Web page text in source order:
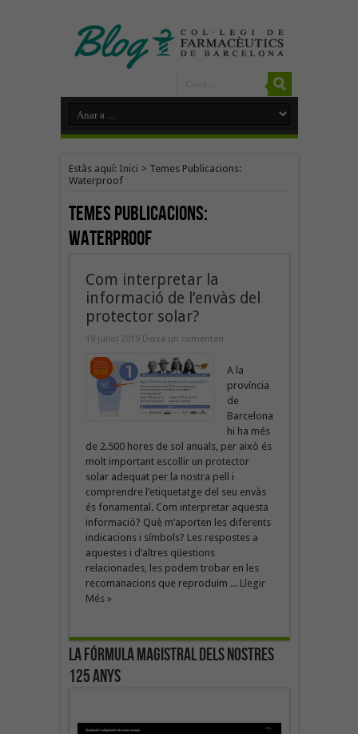
Estàs aquí: Inici > Temes Publicacions:
Waterproof
Temes Publicacions:
Waterproof
Com interpretar la
informació de l’envàs del
protector solar?
19 juliol 2019 Deixa un comentari
A la
província
de
Barcelona
hi ha més
de 2.500 hores de sol anuals, per això és
molt important escollir un protector
solar adequat per la nostra pell i
comprendre l’etiquetatge del seu envàs
és fonamental. Com interpretar aquesta
informació? Què m’aporten les diferents
indicacions i símbols? Les respostes a
aquestes i d’altres qüestions
relacionades, les podem trobar en les
recomanacions que reproduïm ... Llegir
Més »
La fórmula magistral dels nostres
125 anys